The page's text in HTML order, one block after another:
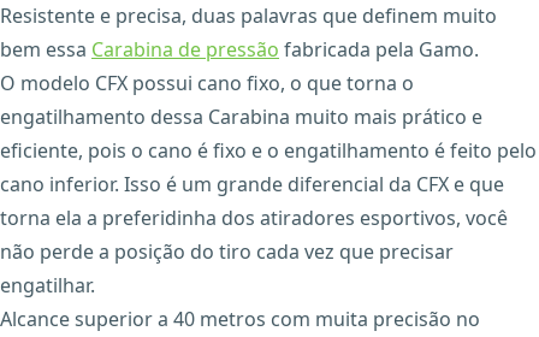
Resistente e precisa, duas palavras que definem muito
bem essa Carabina de pressão fabricada pela Gamo.
O modelo CFX possui cano fixo, o que torna o
engatilhamento dessa Carabina muito mais prático e
eficiente, pois o cano é fixo e o engatilhamento é feito pelo
cano inferior. Isso é um grande diferencial da CFX e que
torna ela a preferidinha dos atiradores esportivos, você
não perde a posição do tiro cada vez que precisar
engatilhar.
Alcance superior a 40 metros com muita precisão no